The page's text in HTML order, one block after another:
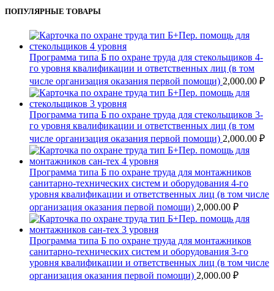
в
образцов
документов"
ПОПУЛЯРНЫЕ ТОВАРЫ
Программа типа Б по охране труда для стекольщиков 4-
го уровня квалификации и ответственных лиц (в том
числе организация оказания первой помощи) 2,000.00 ₽
Программа типа Б по охране труда для стекольщиков 3-
го уровня квалификации и ответственных лиц (в том
числе организация оказания первой помощи) 2,000.00 ₽
Программа типа Б по охране труда для монтажников
санитарно-технических систем и оборудования 4-го
уровня квалификации и ответственных лиц (в том числе
организация оказания первой помощи) 2,000.00 ₽
Программа типа Б по охране труда для монтажников
санитарно-технических систем и оборудования 3-го
уровня квалификации и ответственных лиц (в том числе
организация оказания первой помощи) 2,000.00 ₽